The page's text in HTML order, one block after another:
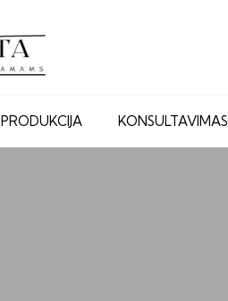
PRODUKCIJA KONSULTAVIMAS